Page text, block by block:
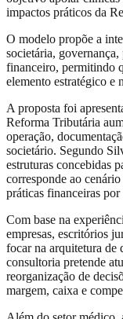
impactos práticos da
O modelo propõe a
societária,
financeiro, permitindo
elemento estratégico e
A proposta foi
Reforma Tributária
operação,
societário. Segundo
estruturas concebidas
corresponde ao
práticas financeiras
Com base na
empresas, escritórios
focar na arquitetura de
consultoria pretende
reorganização de
margem, caixa e